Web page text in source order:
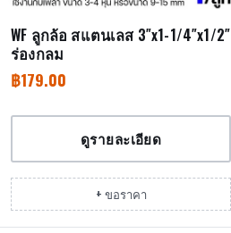
WF ลูกล้อ สแตนเลส 3″x1-1/4″x1/2″
ร่องกลม
฿179.00
ดูรายละเอียด
+ ขอราคา